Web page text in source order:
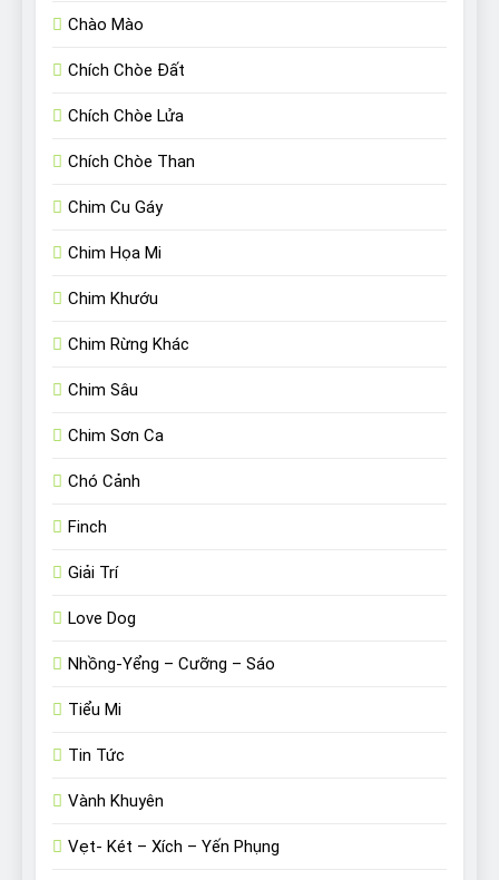
Chào Mào
Chích Chòe Đất
Chích Chòe Lửa
Chích Chòe Than
Chim Cu Gáy
Chim Họa Mi
Chim Khướu
Chim Rừng Khác
Chim Sâu
Chim Sơn Ca
Chó Cảnh
Finch
Giải Trí
Love Dog
Nhồng-Yểng – Cưỡng – Sáo
Tiểu Mi
Tin Tức
Vành Khuyên
Vẹt- Két – Xích – Yến Phụng